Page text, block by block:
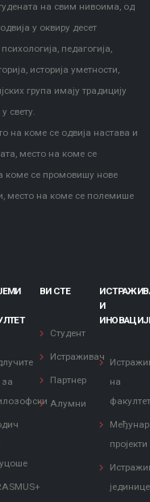
на свим нивоима, од
у оквиру десет
педагогија,
историја уметности,
група имају традицију
свету.
на коме се одвија настава и
место на коме се
коме се промовишу нове
место на коме се полемише
за
ВИ СТЕ
Студент
Истраживач
Партнер
Алумни
И
на
пројекти
јединице